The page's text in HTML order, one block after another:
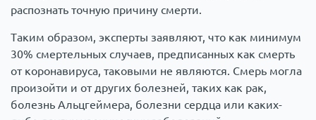
распознать точную причину смерти.
Таким образом, эксперты заявляют, что как минимум
30% смертельных случаев, предписанных как смерть
от коронавируса, таковыми не являются. Смерь могла
произойти и от других болезней, таких как рак,
болезнь Альцгеймера, болезни сердца или каких-